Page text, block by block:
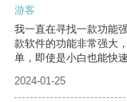
游客
我一直在寻找一款功能
款软件的功能非常强大
单，即使是小白也能快速
2024-01-25